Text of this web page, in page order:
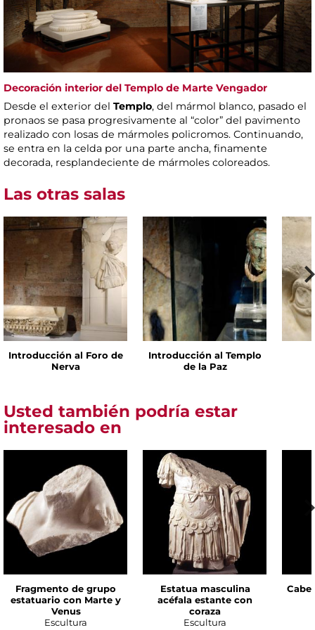
Decoración interior del Templo de Marte Vengador
Desde el exterior del Templo, del mármol blanco, pasado el
pronaos se pasa progresivamente al “color” del pavimento
realizado con losas de mármoles policromos. Continuando,
se entra en la celda por una parte ancha, finamente
decorada, resplandeciente de mármoles coloreados.
Las otras salas
Introducción al Foro de
Nerva
Introducción al Templo
de la Paz
Usted también podría estar
interesado en
Fragmento de grupo
estatuario con Marte y
Venus
Escultura
Estatua masculina
acéfala estante con
coraza
Escultura